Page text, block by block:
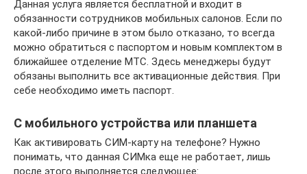
Данная услуга является бесплатной и входит в
обязанности сотрудников мобильных салонов. Если по
какой-либо причине в этом было отказано, то всегда
можно обратиться с паспортом и новым комплектом в
ближайшее отделение МТС. Здесь менеджеры будут
обязаны выполнить все активационные действия. При
себе необходимо иметь паспорт.
С мобильного устройства или планшета
Как активировать СИМ-карту на телефоне? Нужно
понимать, что данная СИМка еще не работает, лишь
после этого выполняется следующее: